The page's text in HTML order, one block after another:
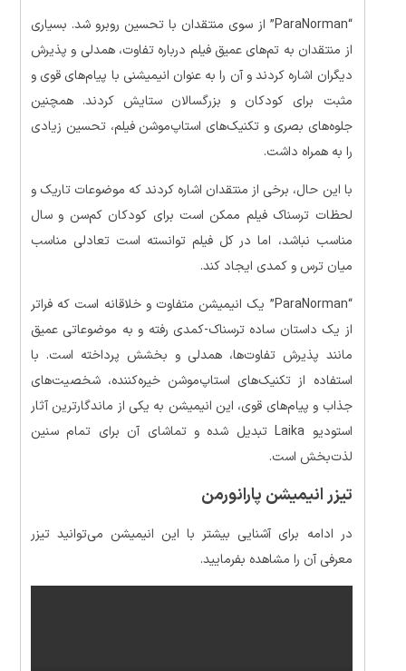
“ParaNorman” از سوی منتقدان با تحسین روبرو شد. بسیاری
از منتقدان به تم‌های عمیق فیلم درباره تفاوت، همدلی و پذیرش
دیگران اشاره کردند و آن را به عنوان انیمیشنی با پیام‌های قوی و
مثبت برای کودکان و بزرگسالان ستایش کردند. همچنین
جلوه‌های بصری و تکنیک‌های استاپ‌موشن فیلم، تحسین زیادی
را به همراه داشت.
با این حال، برخی از منتقدان اشاره کردند که موضوعات تاریک و
لحظات ترسناک فیلم ممکن است برای کودکان کم‌سن و سال
مناسب نباشد، اما در کل فیلم توانسته است تعادلی مناسب
میان ترس و کمدی ایجاد کند.
“ParaNorman” یک انیمیشن متفاوت و خلاقانه است که فراتر
از یک داستان ساده ترسناک-کمدی رفته و به موضوعاتی عمیق
مانند پذیرش تفاوت‌ها، همدلی و بخشش پرداخته است. با
استفاده از تکنیک‌های استاپ‌موشن خیره‌کننده، شخصیت‌های
جذاب و پیام‌های قوی، این انیمیشن به یکی از ماندگارترین آثار
استودیو Laika تبدیل شده و تماشای آن برای تمام سنین
لذت‌بخش است.
تیزر انیمیشن پارانورمن
در ادامه برای آشنایی بیشتر با این انیمیشن می‌توانید تیزر
معرفی آن را مشاهده بفرمایید.